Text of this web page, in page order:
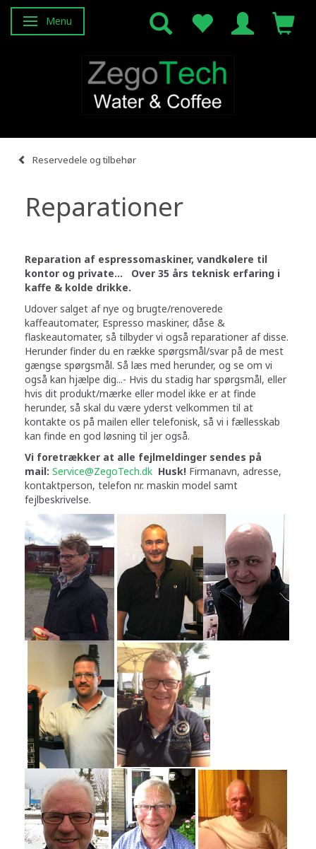
Skifte navigation
Menu
Reservedele og tilbehør
Reparationer
Reparation af espressomaskiner, vandkølere til
kontor og private... Over 35 års teknisk erfaring i
kaffe & kolde drikke.
Udover salget af nye og brugte/renoverede
kaffeautomater, Espresso maskiner, dåse &
flaskeautomater, så tilbyder vi også reparationer af disse.
Herunder finder du en række spørgsmål/svar på de mest
gængse spørgsmål. Så læs med herunder, og se om vi
også kan hjælpe dig...- Hvis du stadig har spørgsmål, eller
hvis dit produkt/mærke eller model ikke er at finde
herunder, så skal du være yderst velkommen til at
kontakte os på mailen eller telefonisk, så vi i fællesskab
kan finde en god løsning til jer også.
Vi foretrækker at alle fejlmeldinger sendes på
mail: Service@ZegoTech.dk Husk! Firmanavn, adresse,
kontaktperson, telefon nr. maskin model samt
fejlbeskrivelse.